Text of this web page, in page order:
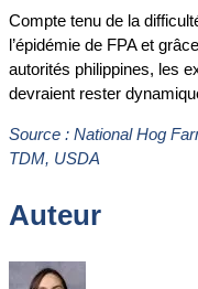
Compte tenu de la
l’épidémie de FPA et
autorités philippines, les
devraient rester
Source : National Hog
TDM, USDA
Auteur